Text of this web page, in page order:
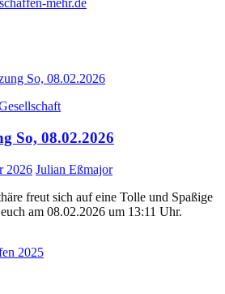
mehr.de
So, 08.02.2026
2026 Julian Eßmajor
freut sich auf eine Tolle und Spaßige
am 08.02.2026 um 13:11 Uhr.